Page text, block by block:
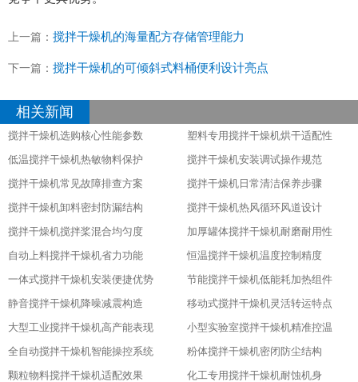
上一篇： 搅拌干燥机的海量配方存储管理能力
下一篇： 搅拌干燥机的可倾斜式料桶便利设计亮点
相关新闻
搅拌干燥机选购核心性能参数
塑料专用搅拌干燥机烘干适配性
低温搅拌干燥机热敏物料保护
搅拌干燥机安装调试操作规范
搅拌干燥机常见故障排查方案
搅拌干燥机日常清洁保养步骤
搅拌干燥机卸料密封防漏结构
搅拌干燥机热风循环风道设计
搅拌干燥机搅拌桨混合均匀度
加厚罐体搅拌干燥机耐磨耐用性
自动上料搅拌干燥机省力功能
恒温搅拌干燥机温度控制精度
一体式搅拌干燥机安装便捷优势
节能搅拌干燥机低能耗加热组件
静音搅拌干燥机降噪减震构造
移动式搅拌干燥机灵活转运特点
大型工业搅拌干燥机高产能表现
小型实验室搅拌干燥机精准控温
全自动搅拌干燥机智能操控系统
粉体搅拌干燥机密闭防尘结构
颗粒物料搅拌干燥机适配效果
化工专用搅拌干燥机耐蚀机身